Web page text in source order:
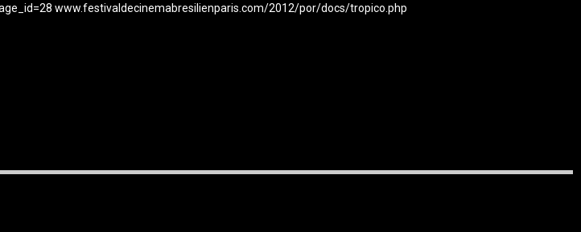
www.festivaldecinemabresilienparis.com/2012/por/docs/tropico.php